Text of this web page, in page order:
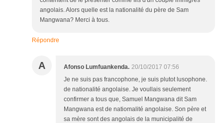
angolais. Alors quelle est la nationalité du père de Sam
Mangwana? Merci à tous.
Répondre
A Afonso Lumfuankenda. 20/10/2017 07:56
Je ne suis pas francophone, je suis plutot lusophone.
de nationalité angolaise. Je voullais seulement
confirmer a tous que, Samuel Mangwana dit Sam
Mangwana est de natiomalité angolaise. Son père et
sa mère sont des angolais de la municipalité de